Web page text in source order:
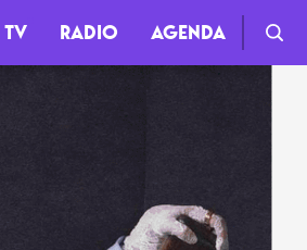
TV RADIO AGENDA